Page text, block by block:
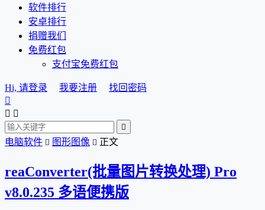
软件排行
安卓排行
捐赠我们
免费红包
支付宝免费红包
Hi, 请登录 我要注册
找回密码

 

电脑软件  图形图像  正文
reaConverter(批量图片转换处理) Pro
v8.0.235 多语便携版